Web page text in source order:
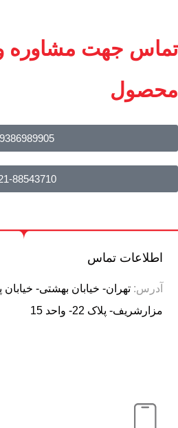
تماس جهت مشاوره
محصول
88543710
اطلاعات تماس
آدرس: تهران- خیابان بهشتی-
مزارشریف- پلاک 22- واحد 15